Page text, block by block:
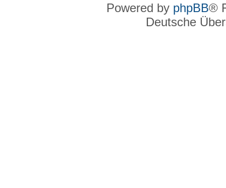
Powered by phpBB®
Deutsche